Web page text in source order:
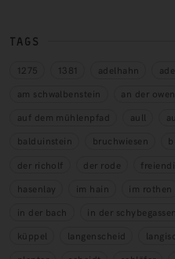
TAGS
1275 1381 adelhahn
am schwalbenstein
an der owen
auf dem mühlenpfad
aull
balduinstein
bruchwiesen
der richolf
der rode
hasenlay
im hain im rothen
in der bach
in der schybegassen
küppel
langenscheid